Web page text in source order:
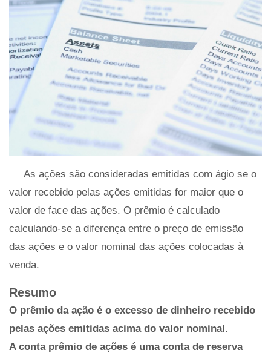
As ações são consideradas emitidas com ágio se o
valor recebido pelas ações emitidas for maior que o
valor de face das ações. O prêmio é calculado
calculando-se a diferença entre o preço de emissão
das ações e o valor nominal das ações colocadas à
venda.
Resumo
O prêmio da ação é o excesso de dinheiro recebido
pelas ações emitidas acima do valor nominal.
A conta prêmio de ações é uma conta de reserva